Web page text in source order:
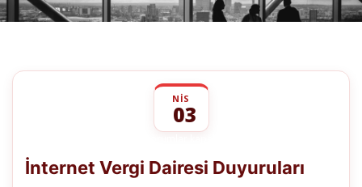
NIS
03
Dairesi
Duyuruları
İnternet Vergi Dairesi Duyuruları